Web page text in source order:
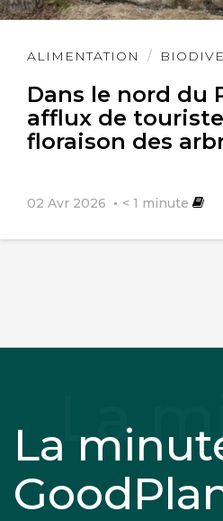
ALIMENTATION
Dans le nord du
afflux de
floraison des
02 Avr 2026 < 1 minute
Lire
La